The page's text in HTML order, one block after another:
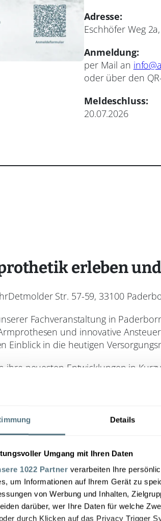
Details
Umgang mit Ihren Daten
1022 Partner verarbeiten Ihre
um Informationen auf Ihrem Gerät zu
von Werbung und Inhalten,
darüber, wer Ihre Daten für welche
durch Klicken auf das Privacy Trigger
Adresse:
Eschhöfer Weg
Anmeldung:
per Mail an
oder über den
Meldeschluss:
20.07.2026
erleben
Detmolder Str. 57-59, 33100
Fachveranstaltung in
und innovative
Einblick in die heutigen
ihre neuesten Entwicklungen in
vor. Die verschiedenen
an Menschen mit Armamputation
Ärzte. Im Mittelpunkt stehen
Austausch, individuelle Fragen
freuen uns auf einen informativen